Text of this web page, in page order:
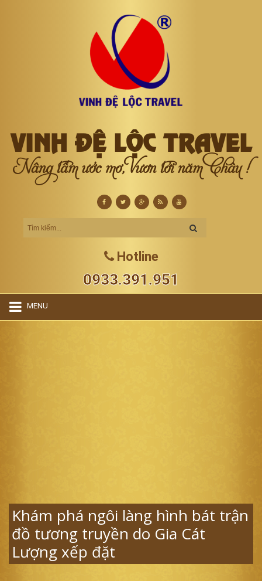
VINH ĐỆ LỘC TRAVEL
Nâng tầm ước mơ, Vươn tới năm Châu !
Hotline
0933.391.951
MENU
Khám phá ngôi làng hình bát trận
đồ tương truyền do Gia Cát
Lượng xếp đặt